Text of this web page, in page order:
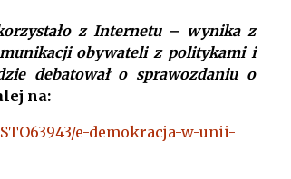
z Internetu – wynika z
obywateli z politykami i
debatował o sprawozdaniu o
na:
e-demokracja-w-unii-